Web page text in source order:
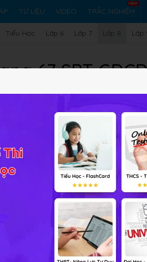
TƯ LIỆU VIDEO TRẮC NGHIỆM
Tiểu Học Lớp 6 Lớp 7 Lớp 8 Lớp
67 SBT
nghiệm 14BT SGK 77FAQ
công cộng được thể hiện như thế
công cộng:
tài sản tài sản thuộc sở hữu toàn